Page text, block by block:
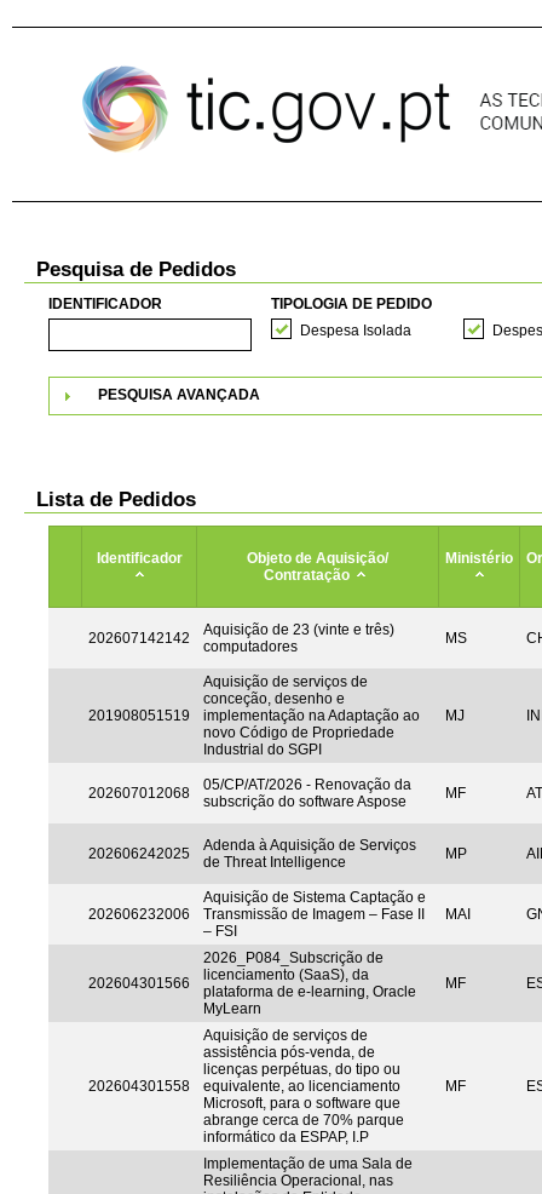
Pesquisa de Pedidos
IDENTIFICADOR
TIPOLOGIA DE PEDIDO
Despesa Isolada
PESQUISA AVANÇADA
Lista de Pedidos
Identificador
Objeto de Aquisição/
Contratação
Ministério
202607142142
Aquisição de 23 (vinte e três)
computadores
MS
201908051519
Aquisição de serviços de
conceção, desenho e
implementação na Adaptação ao
novo Código de Propriedade
Industrial do SGPI
MJ
202607012068
05/CP/AT/2026 - Renovação da
subscrição do software Aspose
MF AT
202606242025
Adenda à Aquisição de Serviços
de Threat Intelligence
MP
202606232006
Aquisição de Sistema Captação e
Transmissão de Imagem – Fase II
– FSI
MAI
202604301566
2026_P084_Subscrição de
licenciamento (SaaS), da
plataforma de e-learning, Oracle
MyLearn
MF
202604301558
Aquisição de serviços de
assistência pós-venda, de
licenças perpétuas, do tipo ou
equivalente, ao licenciamento
Microsoft, para o software que
abrange cerca de 70% parque
informático da ESPAP, I.P
MF
Implementação de uma Sala de
Resiliência Operacional, nas